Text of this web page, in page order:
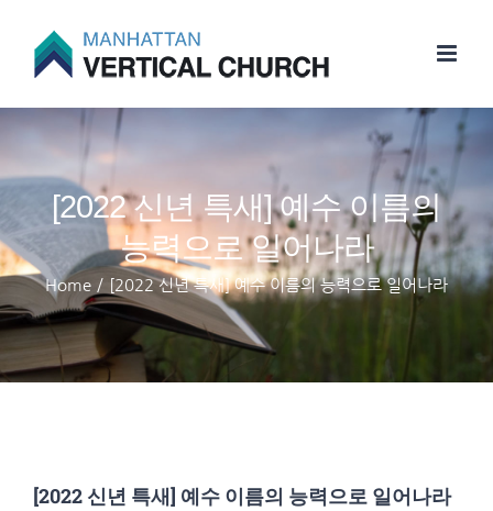
[2022 신년 특새] 예수 이름의
능력으로 일어나라
Home / [2022 신년 특새] 예수 이름의 능력으로 일어나라
[2022 신년 특새] 예수 이름의 능력으로 일어나라